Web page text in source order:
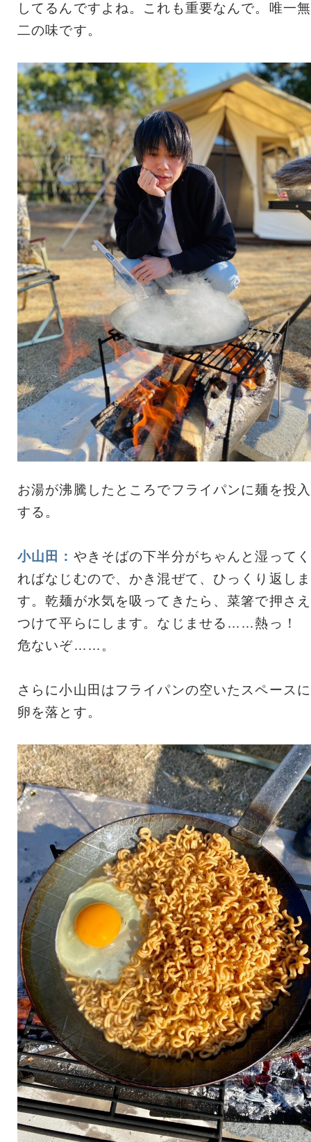
してるんですよね。これも重要なんで。唯一無
二の味です。
お湯が沸騰したところでフライパンに麺を投入
する。
小山田： やきそばの下半分がちゃんと湿ってく
ればなじむので、かき混ぜて、ひっくり返しま
す。乾麺が水気を吸ってきたら、菜箸で押さえ
つけて平らにします。なじませる……熱っ！
危ないぞ……。
さらに小山田はフライパンの空いたスペースに
卵を落とす。